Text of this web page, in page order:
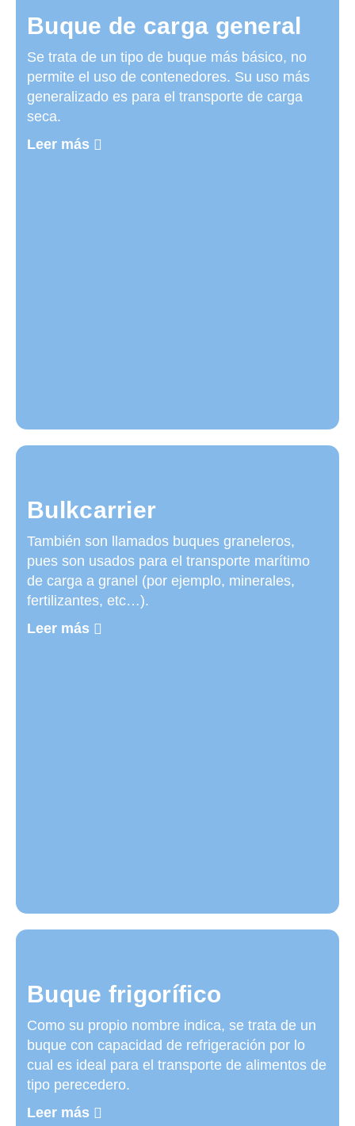
Buque de carga general
Se trata de un tipo de buque más básico, no
permite el uso de contenedores. Su uso más
generalizado es para el transporte de carga
seca.
Leer más
Bulkcarrier
También son llamados buques graneleros,
pues son usados para el transporte marítimo
de carga a granel (por ejemplo, minerales,
fertilizantes, etc…).
Leer más
Buque frigorífico
Como su propio nombre indica, se trata de un
buque con capacidad de refrigeración por lo
cual es ideal para el transporte de alimentos de
tipo perecedero.
Leer más